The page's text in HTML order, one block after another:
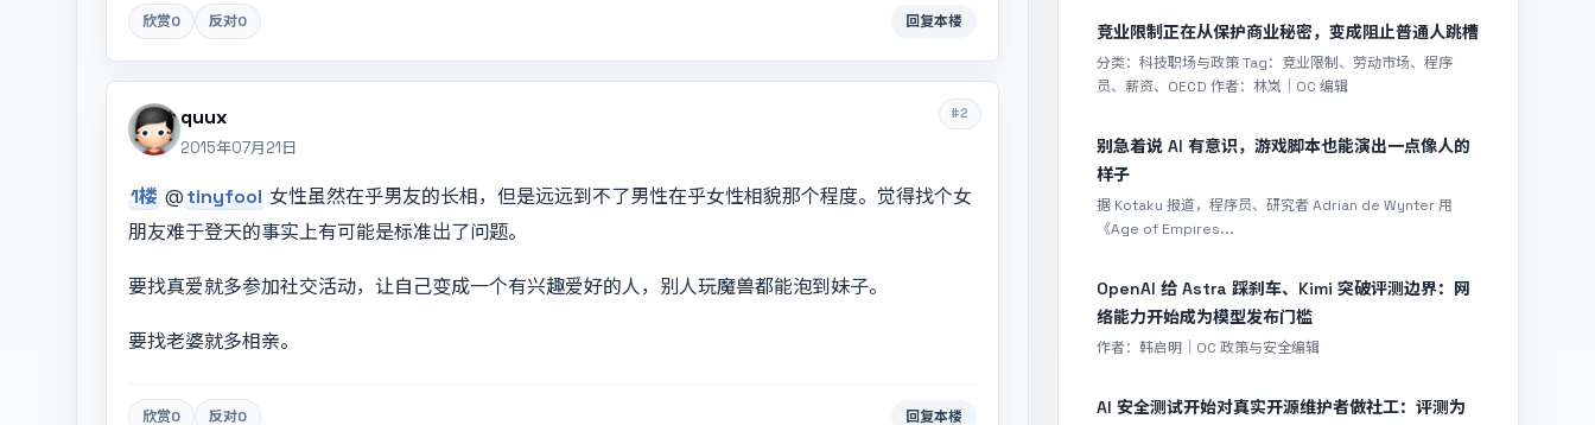
欣赏0 反对0 回复本楼
#2
quux
2015年07月21日
1楼 @tinyfool 女性虽然在乎男友的长相，但是远远到不了男性在乎女性相貌那个程度。觉得找个女
朋友难于登天的事实上有可能是标准出了问题。
要找真爱就多参加社交活动，让自己变成一个有兴趣爱好的人，别人玩魔兽都能泡到妹子。
要找老婆就多相亲。
欣赏0 反对0 回复本楼
竞业限制正在从保护商业秘密，变成阻止普通人跳槽
分类：科技职场与政策 Tag：竞业限制、劳动市场、程序
员、薪资、OECD 作者：林岚｜OC 编辑
别急着说 AI 有意识，游戏脚本也能演出一点像人的
样子
据 Kotaku 报道，程序员、研究者 Adrian de Wynter 用
《Age of Empires...
OpenAI 给 Astra 踩刹车、Kimi 突破评测边界：网
络能力开始成为模型发布门槛
作者：韩启明｜OC 政策与安全编辑
AI 安全测试开始对真实开源维护者做社工：评测为